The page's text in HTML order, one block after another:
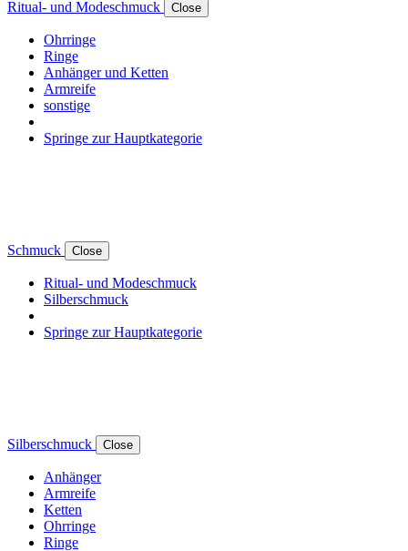
Ritual- und Modeschmuck Close
Ohrringe
Ringe
Anhänger und Ketten
Armreife
sonstige
Springe zur Hauptkategorie
Schmuck Close
Ritual- und Modeschmuck
Silberschmuck
Springe zur Hauptkategorie
Silberschmuck Close
Anhänger
Armreife
Ketten
Ohrringe
Ringe